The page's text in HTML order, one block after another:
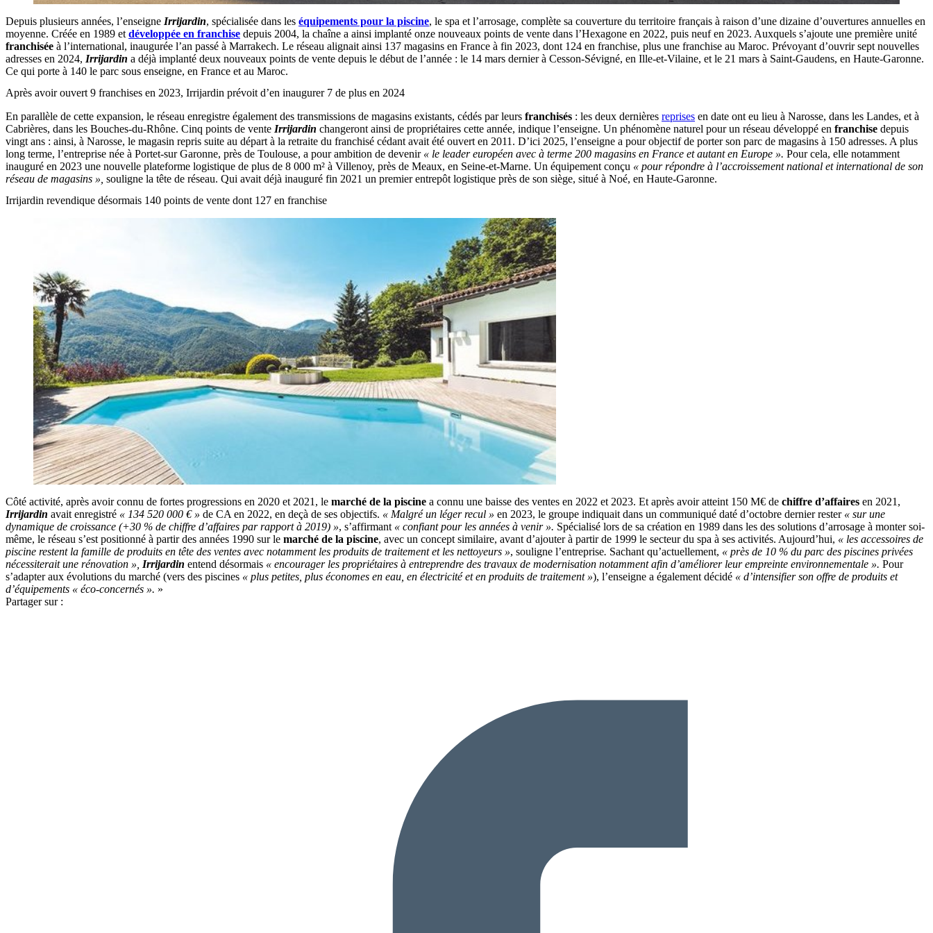
Depuis plusieurs années, l’enseigne Irrijardin, spécialisée dans les équipements pour la piscine, le spa et l’arrosage, complète sa couverture du territoire français à raison d’une dizaine d’ouvertures annuelles en
moyenne. Créée en 1989 et développée en franchise depuis 2004, la chaîne a ainsi implanté onze nouveaux points de vente dans l’Hexagone en 2022, puis neuf en 2023. Auxquels s’ajoute une première unité
franchisée à l’international, inaugurée l’an passé à Marrakech. Le réseau alignait ainsi 137 magasins en France à fin 2023, dont 124 en franchise, plus une franchise au Maroc. Prévoyant d’ouvrir sept nouvelles
adresses en 2024, Irrijardin a déjà implanté deux nouveaux points de vente depuis le début de l’année : le 14 mars dernier à Cesson-Sévigné, en Ille-et-Vilaine, et le 21 mars à Saint-Gaudens, en Haute-Garonne.
Ce qui porte à 140 le parc sous enseigne, en France et au Maroc.
Après avoir ouvert 9 franchises en 2023, Irrijardin prévoit d’en inaugurer 7 de plus en 2024
En parallèle de cette expansion, le réseau enregistre également des transmissions de magasins existants, cédés par leurs franchisés : les deux dernières reprises en date ont eu lieu à Narosse, dans les Landes, et à
Cabrières, dans les Bouches-du-Rhône. Cinq points de vente Irrijardin changeront ainsi de propriétaires cette année, indique l’enseigne. Un phénomène naturel pour un réseau développé en franchise depuis
vingt ans : ainsi, à Narosse, le magasin repris suite au départ à la retraite du franchisé cédant avait été ouvert en 2011. D’ici 2025, l’enseigne a pour objectif de porter son parc de magasins à 150 adresses. A plus
long terme, l’entreprise née à Portet-sur Garonne, près de Toulouse, a pour ambition de devenir « le leader européen avec à terme 200 magasins en France et autant en Europe ». Pour cela, elle notamment
inauguré en 2023 une nouvelle plateforme logistique de plus de 8 000 m² à Villenoy, près de Meaux, en Seine-et-Marne. Un équipement conçu « pour répondre à l’accroissement national et international de son
réseau de magasins », souligne la tête de réseau. Qui avait déjà inauguré fin 2021 un premier entrepôt logistique près de son siège, situé à Noé, en Haute-Garonne.
Irrijardin revendique désormais 140 points de vente dont 127 en franchise
Côté activité, après avoir connu de fortes progressions en 2020 et 2021, le marché de la piscine a connu une baisse des ventes en 2022 et 2023. Et après avoir atteint 150 M€ de chiffre d’affaires en 2021,
Irrijardin avait enregistré « 134 520 000 € » de CA en 2022, en deçà de ses objectifs. « Malgré un léger recul » en 2023, le groupe indiquait dans un communiqué daté d’octobre dernier rester « sur une
dynamique de croissance (+30 % de chiffre d’affaires par rapport à 2019) », s’affirmant « confiant pour les années à venir ». Spécialisé lors de sa création en 1989 dans les des solutions d’arrosage à monter soi-
même, le réseau s’est positionné à partir des années 1990 sur le marché de la piscine, avec un concept similaire, avant d’ajouter à partir de 1999 le secteur du spa à ses activités. Aujourd’hui, « les accessoires de
piscine restent la famille de produits en tête des ventes avec notamment les produits de traitement et les nettoyeurs », souligne l’entreprise. Sachant qu’actuellement, « près de 10 % du parc des piscines privées
nécessiterait une rénovation », Irrijardin entend désormais « encourager les propriétaires à entreprendre des travaux de modernisation notamment afin d’améliorer leur empreinte environnementale ». Pour
s’adapter aux évolutions du marché (vers des piscines « plus petites, plus économes en eau, en électricité et en produits de traitement »), l’enseigne a également décidé « d’intensifier son offre de produits et
d’équipements « éco-concernés ». »
Partager sur :